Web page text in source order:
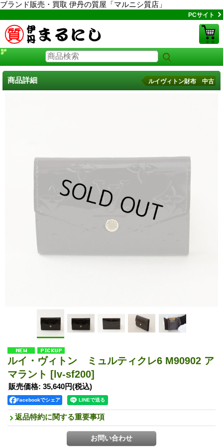
ブランド販売・買取 伊丹の質屋「マルニシ質店」
PCサイト
商品詳細 ルイヴィトン財布 中古
ルイ・ヴィトン ミュルティクレ6 M90902 ア
マラント [lv-sf200]
販売価格: 35,640円(税込)
Facebookでシェア
返品特約に関する重要事項